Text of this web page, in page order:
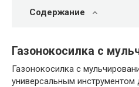
Содержание
Газонокосилка с
Газонокосилка с
универсальным